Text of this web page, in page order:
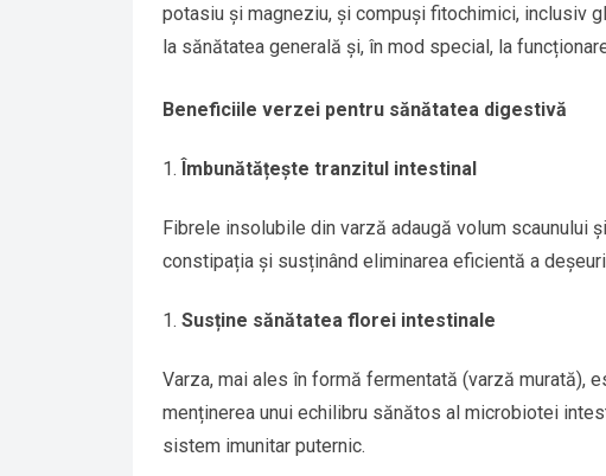
potasiu și magneziu, și compuși fitochimici, inclusiv
la sănătatea generală și, în mod special, la
Beneficiile verzei pentru sănătatea digestivă
Îmbunătățește tranzitul intestinal
Fibrele insolubile din varză adaugă volum scaunului
constipația și susținând eliminarea eficientă a
Susține sănătatea florei intestinale
Varza, mai ales în formă fermentată (varză murată),
menținerea unui echilibru sănătos al microbiotei
sistem imunitar puternic.